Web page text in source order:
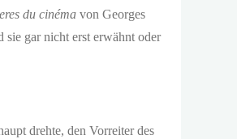
du cinéma von Georges
gar nicht erst erwähnt oder
drehte, den Vorreiter des